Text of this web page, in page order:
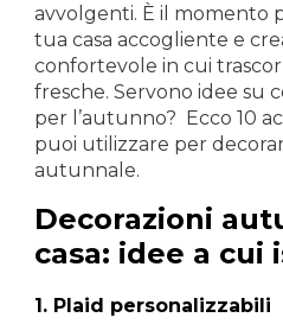
avvolgenti. È il momento
tua casa accogliente e
confortevole in cui
fresche. Servono idee su
per l’autunno? Ecco 10
puoi utilizzare per
autunnale.
Decorazioni
casa: idee a cui
1. Plaid personalizzabili